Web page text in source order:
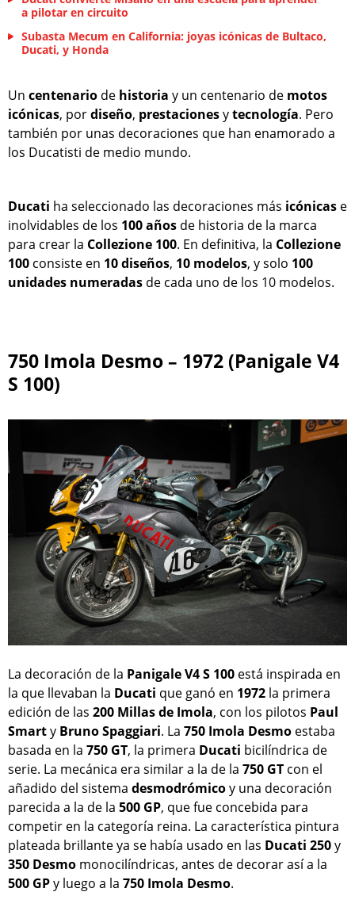
a pilotar en circuito
Subasta Mecum en California: joyas icónicas de Bultaco,
Ducati, y Honda
Un centenario de historia y un centenario de motos
icónicas, pordiseño, prestacionesytecnología. Pero
también por unas decoraciones que han enamorado a
los Ducatisti de medio mundo.
Ducati ha seleccionado las decoraciones más icónicas e
inolvidables de los 100 años de historia de la marca
para crear la Collezione 100. En definitiva, la Collezione
100 consiste en 10diseños, 10 modelos, y solo 100
unidades numeradas de cada uno de los 10 modelos.
750 Imola Desmo – 1972 (Panigale V4
S 100)
La decoración de la Panigale V4 S 100 está inspirada en
la que llevaban la Ducati que ganó en 1972 la primera
edición de las 200 Millas de Imola, con los pilotos Paul
Smarty Bruno Spaggiari. La 750 Imola Desmo estaba
basada en la 750 GT, la primera Ducati bicilíndrica de
serie. La mecánica era similar a la de la 750 GT con el
añadido del sistema desmodrómicoy una decoración
parecida a la de la 500 GP, que fue concebida para
competir en la categoría reina. La característica pintura
plateada brillante ya se había usado en las Ducati 250y
350 Desmo monocilíndricas, antes de decorar así a la
500 GPy luego a la 750 Imola Desmo.